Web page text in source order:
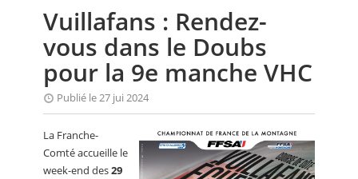
ANNUAIRES
PETITES ANNONCES
Vuillafans : Rendez-
vous dans le Doubs
pour la 9e manche VHC
Publié le 27 jui 2024
La Franche-
Comté accueille le
week-end des29